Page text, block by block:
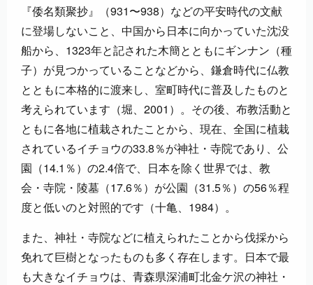
『倭名類聚抄』（931〜938）などの平安時代の文献
に登場しないこと、中国から日本に向かっていた沈没
船から、1323年と記された木簡とともにギンナン（種
子）が見つかっていることなどから、鎌倉時代に仏教
とともに本格的に渡来し、室町時代に普及したものと
考えられています（堀、2001）。その後、布教活動と
ともに各地に植栽されたことから、現在、全国に植栽
されているイチョウの33.8％が神社・寺院であり、公
園（14.1％）の2.4倍で、日本を除く世界では、教
会・寺院・陵墓（17.6％）が公園（31.5％）の56％程
度と低いのと対照的です（十亀、1984）。
また、神社・寺院などに植えられたことから伐採から
免れて巨樹となったものも多く存在します。日本で最
も大きなイチョウは、青森県深浦町北金ケ沢の神社・